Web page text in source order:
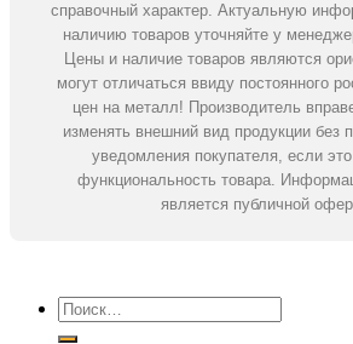
справочный характер. Актуальную
наличию товаров уточняйте у
Цены и наличие товаров являются
могут отличаться ввиду постоянного
цен на металл! Производитель
изменять внешний вид продукции без
уведомления покупателя, если
функциональность товара.
является публичной
Искать: